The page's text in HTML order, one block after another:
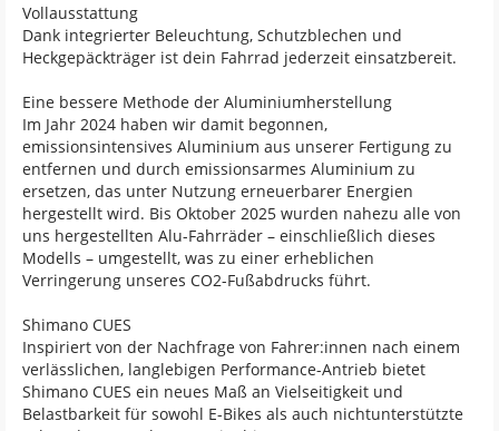
Vollausstattung
Dank integrierter Beleuchtung, Schutzblechen und
Heckgepäckträger ist dein Fahrrad jederzeit einsatzbereit.
Eine bessere Methode der Aluminiumherstellung
Im Jahr 2024 haben wir damit begonnen,
emissionsintensives Aluminium aus unserer Fertigung zu
entfernen und durch emissionsarmes Aluminium zu
ersetzen, das unter Nutzung erneuerbarer Energien
hergestellt wird. Bis Oktober 2025 wurden nahezu alle von
uns hergestellten Alu-Fahrräder – einschließlich dieses
Modells – umgestellt, was zu einer erheblichen
Verringerung unseres CO2-Fußabdrucks führt.
Shimano CUES
Inspiriert von der Nachfrage von Fahrer:innen nach einem
verlässlichen, langlebigen Performance-Antrieb bietet
Shimano CUES ein neues Maß an Vielseitigkeit und
Belastbarkeit für sowohl E-Bikes als auch nichtunterstützte